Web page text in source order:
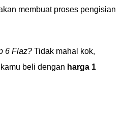
membuat proses pengisian
6 Flaz? Tidak mahal kok,
beli dengan harga 1